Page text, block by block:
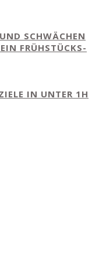
SCHWÄCHEN
FRÜHSTÜCKS-
IN UNTER 1H